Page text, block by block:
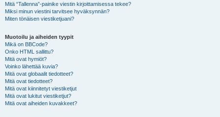
Mitä “Tallenna”-painike viestin kirjoittamisessa tekee?
Miksi minun viestini tarvitsee hyväksynnän?
Miten tönäisen viestiketjuani?
Muotoilu ja aiheiden tyypit
Mikä on BBCode?
Onko HTML sallittu?
Mitä ovat hymiöt?
Voinko lähettää kuvia?
Mitä ovat globaalit tiedotteet?
Mitä ovat tiedotteet?
Mitä ovat kiinnitetyt viestiketjut
Mitä ovat lukitut viestiketjut?
Mitä ovat aiheiden kuvakkeet?